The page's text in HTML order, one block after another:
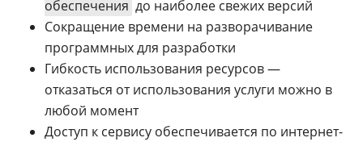
обеспечения до наиболее свежих версий
Сокращение времени на разворачивание
программных для разработки
Гибкость использования ресурсов —
отказаться от использования услуги можно в
любой момент
Доступ к сервису обеспечивается по интернет-